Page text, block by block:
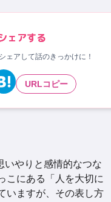
ェアする
ェアして話のきっかけに！
URLコピー
いやりと感情的なつな
こにある「人を大切に
いますが、その表し方